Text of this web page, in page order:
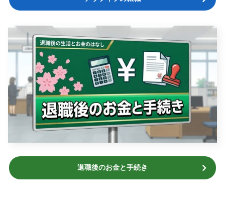
退職後のお金と手続き